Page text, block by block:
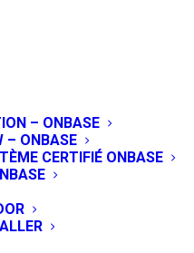
– ONBASE
– ONBASE
CERTIFIÉ ONBASE
éditeur de
à ses
12 octobre
de
sur les
renforcer sa
de la capture